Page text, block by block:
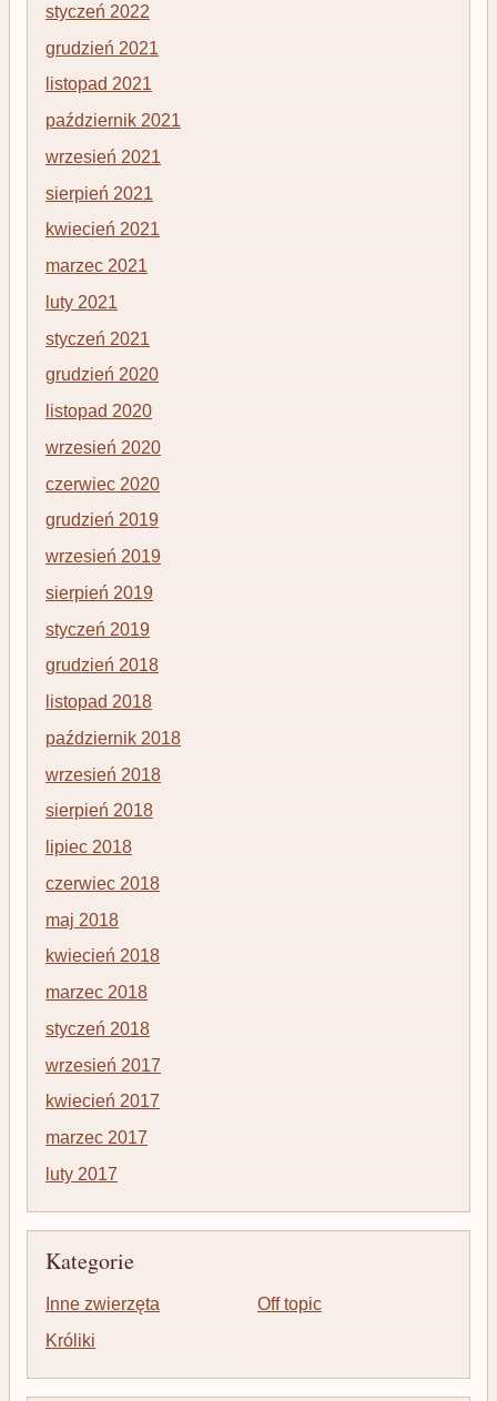
styczeń 2022
grudzień 2021
listopad 2021
październik 2021
wrzesień 2021
sierpień 2021
kwiecień 2021
marzec 2021
luty 2021
styczeń 2021
grudzień 2020
listopad 2020
wrzesień 2020
czerwiec 2020
grudzień 2019
wrzesień 2019
sierpień 2019
styczeń 2019
grudzień 2018
listopad 2018
październik 2018
wrzesień 2018
sierpień 2018
lipiec 2018
czerwiec 2018
maj 2018
kwiecień 2018
marzec 2018
styczeń 2018
wrzesień 2017
kwiecień 2017
marzec 2017
luty 2017
Kategorie
Inne zwierzęta
Króliki
Off topic